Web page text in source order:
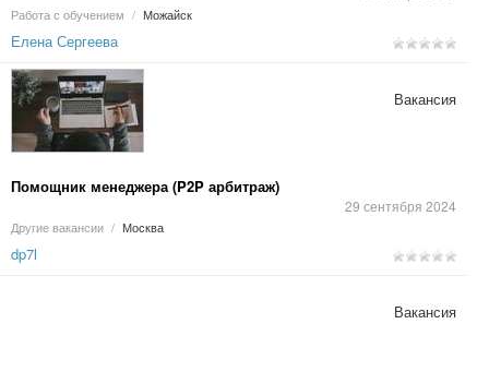
Работа с обучением / Можайск
Елена Сергеева
Помощник менеджера (P2P арбитраж)
29 сентября 2024
Другие вакансии / Москва
Вакансия
dp7l
Вакансия